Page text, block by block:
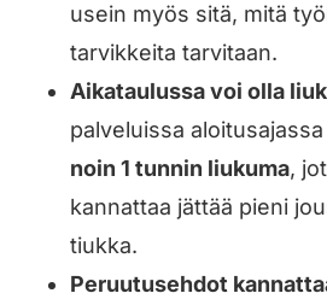
usein myös sitä, mitä
tarvikkeita tarvitaan.
Aikataulussa voi olla
palveluissa
noin 1 tunnin liukuma,
kannattaa jättää pieni
tiukka.
Peruutusehdot